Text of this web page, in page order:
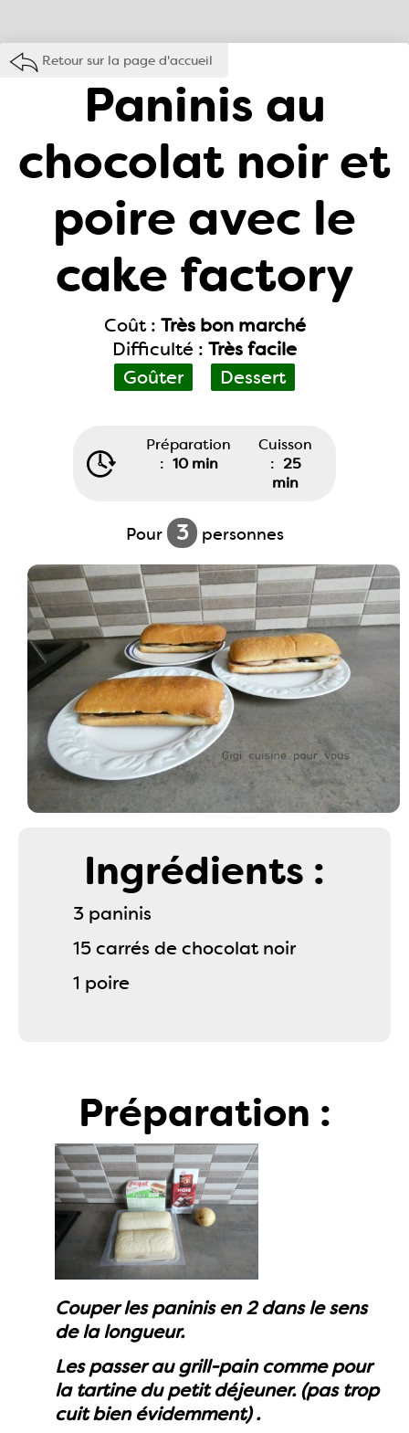
Retour sur la page d'accueil
Paninis au
chocolat noir et
poire avec le
cake factory
Coût : Très bon marché
Difficulté : Très facile
Goûter
Dessert
Préparation
: 10 min
Cuisson
: 25
min
Pour 3 personnes
Ingrédients :
3 paninis
15 carrés de chocolat noir
1 poire
Préparation :
Couper les paninis en 2 dans le sens
de la longueur.
Les passer au grill-pain comme pour
la tartine du petit déjeuner. (pas trop
cuit bien évidemment) .